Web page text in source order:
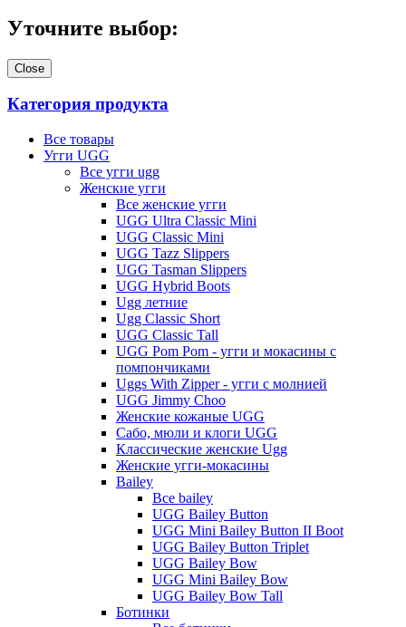
Уточните выбор:
Close
Категория продукта
Все товары
Угги UGG
Все угги ugg
Женские угги
Все женские угги
UGG Ultra Classic Mini
UGG Classic Mini
UGG Tazz Slippers
UGG Tasman Slippers
UGG Hybrid Boots
Ugg летние
Ugg Classic Short
UGG Classic Tall
UGG Pom Pom - угги и мокасины с
помпончиками
Uggs With Zipper - угги с молнией
UGG Jimmy Choo
Женские кожаные UGG
Сабо, мюли и клоги UGG
Классические женские Ugg
Женские угги-мокасины
Bailey
Все bailey
UGG Bailey Button
UGG Mini Bailey Button II Boot
UGG Bailey Button Triplet
UGG Bailey Bow
UGG Mini Bailey Bow
UGG Bailey Bow Tall
Ботинки